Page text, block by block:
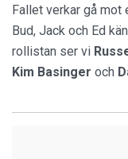
Fallet verkar gå mot
Bud, Jack och Ed
rollistan ser vi
Kim Basinger och